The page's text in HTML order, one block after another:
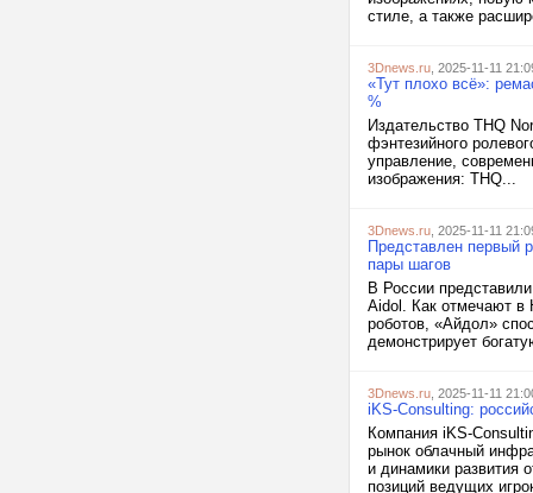
стиле, а также
3Dnews.ru , 2025-11-11
«Тут плохо всё»:
%
Издательство THQ
фэнтезийного
управление,
изображения: THQ...
3Dnews.ru , 2025-11-11
Представлен первый
пары шагов
В России
Aidol. Как отмечают в
роботов, «Айдол»
демонстрирует
3Dnews.ru , 2025-11-11
iKS-Consulting:
Компания iKS-
рынок облачный
и динамики развития
позиций ведущих